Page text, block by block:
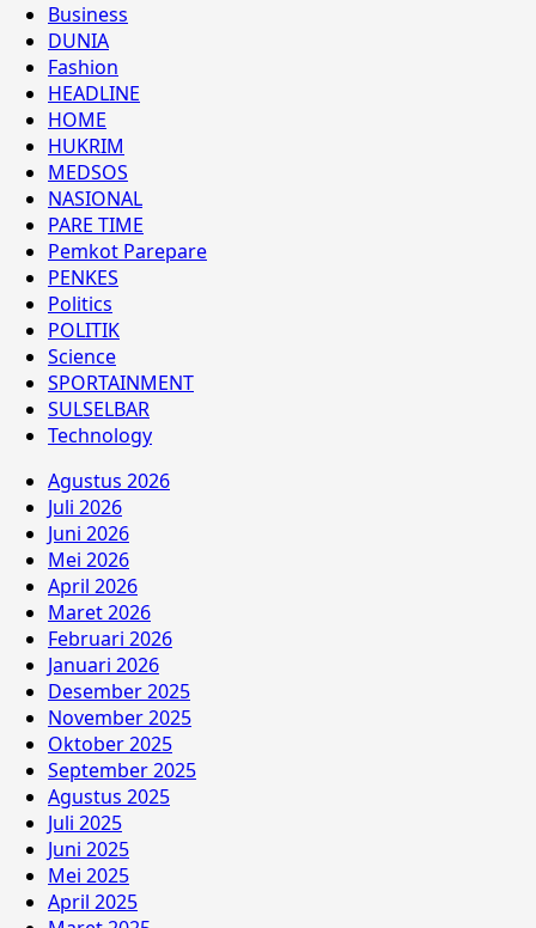
Business
DUNIA
Fashion
HEADLINE
HOME
HUKRIM
MEDSOS
NASIONAL
PARE TIME
Pemkot Parepare
PENKES
Politics
POLITIK
Science
SPORTAINMENT
SULSELBAR
Technology
Agustus 2026
Juli 2026
Juni 2026
Mei 2026
April 2026
Maret 2026
Februari 2026
Januari 2026
Desember 2025
November 2025
Oktober 2025
September 2025
Agustus 2025
Juli 2025
Juni 2025
Mei 2025
April 2025